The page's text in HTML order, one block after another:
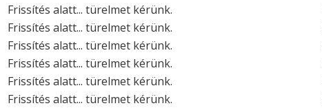
Frissítés alatt... türelmet kérünk.
Frissítés alatt... türelmet kérünk.
Frissítés alatt... türelmet kérünk.
Frissítés alatt... türelmet kérünk.
Frissítés alatt... türelmet kérünk.
Frissítés alatt... türelmet kérünk.